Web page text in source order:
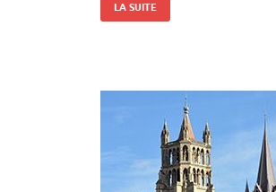
LA SUITE